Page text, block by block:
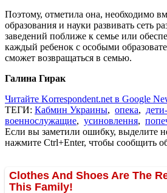
Поэтому, отметила она, необходимо
образования и науки развивать сеть
заведений поближе к семье или
каждый ребенок с особыми
сможет возвращаться в семью.
Галина Гирак
Читайте Korrespondent.net в Google
ТЕГИ: Кабмин Украины, опека,
военнослужащие, усиновлення,
Если вы заметили ошибку, выделите
нажмите Ctrl+Enter, чтобы сообщить